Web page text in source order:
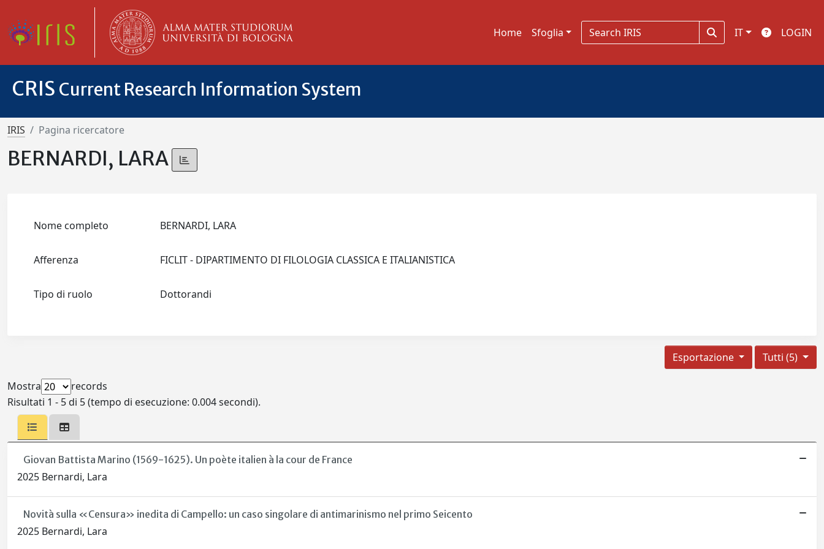
Home Sfoglia IT LOGIN
CRIS Current Research Information System
IRIS Pagina ricercatore
BERNARDI, LARA
Nome completo BERNARDI, LARA
Afferenza FICLIT - DIPARTIMENTO DI FILOLOGIA CLASSICA E ITALIANISTICA
Tipo di ruolo Dottorandi
Tutti (5)
Esportazione
Mostra
records
Risultati 1 - 5 di 5 (tempo di esecuzione: 0.004 secondi).
Giovan Battista Marino (1569-1625). Un poète italien à la cour de France
2025 Bernardi, Lara
Novità sulla «Censura» inedita di Campello: un caso singolare di antimarinismo nel primo Seicento
2025 Bernardi, Lara